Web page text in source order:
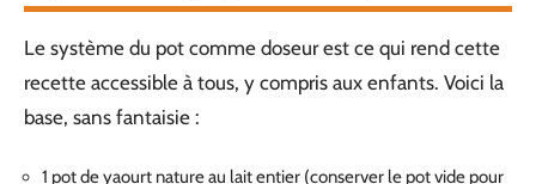
Le système du pot comme doseur est ce qui rend cette
recette accessible à tous, y compris aux enfants. Voici la
base, sans fantaisie :
1 pot de yaourt nature au lait entier (conserver le pot vide pour